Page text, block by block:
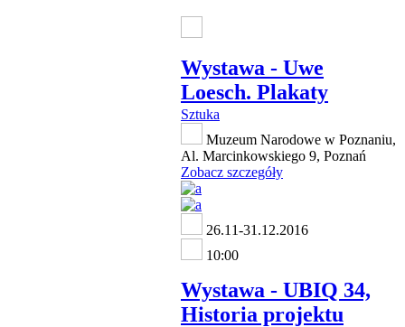
Wystawa - Uwe
Loesch. Plakaty
Sztuka
Muzeum Narodowe w Poznaniu,
Al. Marcinkowskiego 9, Poznań
Zobacz szczegóły
26.11-31.12.2016
10:00
Wystawa - UBIQ 34,
Historia projektu